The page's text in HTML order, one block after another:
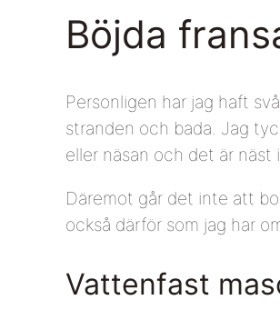
Böjda
Personligen har jag haft
stranden och bada. Jag
eller näsan och det är
Däremot går det inte att
också därför som jag har
Vattenfast